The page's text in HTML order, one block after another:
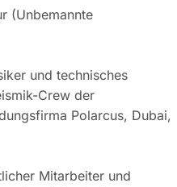
(Unbemannte
und technisches
Crew der
Polarcus, Dubai,
Mitarbeiter und